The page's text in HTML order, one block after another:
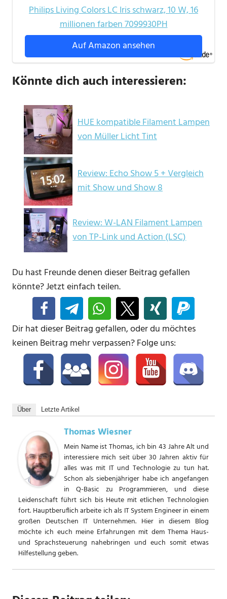
Philips Living Colors LC Iris schwarz, 10 W, 16
millionen farben 7099930PH
Auf Amazon ansehen
Könnte dich auch interessieren:
HUE kompatible Filament Lampen
von Müller Licht Tint
Review: Echo Show 5 + Vergleich
mit Show und Show 8
Review: W-LAN Filament Lampen
von TP-Link und Action (LSC)
Du hast Freunde denen dieser Beitrag gefallen
könnte? Jetzt einfach teilen.
Dir hat dieser Beitrag gefallen, oder du möchtes
keinen Beitrag mehr verpassen? Folge uns:
Über Letzte Artikel
Thomas Wiesner
Mein Name ist Thomas, ich bin 43 Jahre Alt und
interessiere mich seit über 30 Jahren aktiv für
alles was mit IT und Technologie zu tun hat.
Schon als siebenjähriger habe ich angefangen
in Q-Basic zu Programmieren, und diese
Leidenschaft führt sich bis Heute mit etlichen Technologien
fort. Hauptberuflich arbeite ich als IT System Engineer in einem
großen Deutschen IT Unternehmen. Hier in diesem Blog
möchte ich euch meine Erfahrungen mit dem Thema Haus-
und Sprachsteuerung nahebringen und euch somit etwas
Hilfestellung geben.